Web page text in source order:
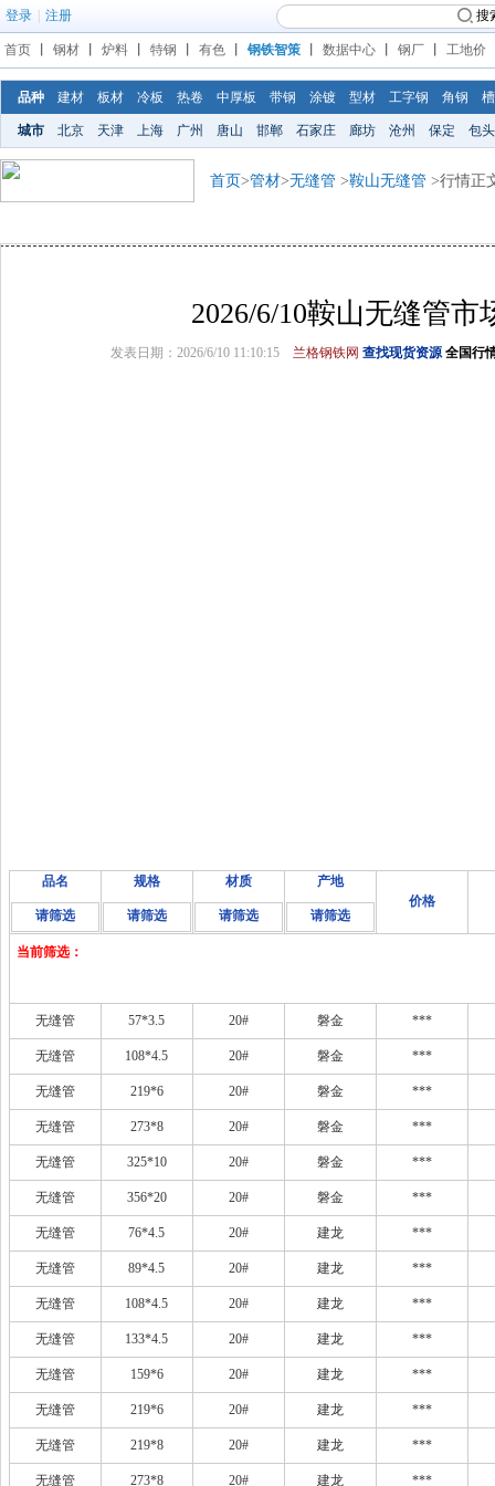
登录 注册 搜
首页 钢材 炉料 特钢 有色 钢铁智策 数据中心 钢厂 工地价
品种 建材 板材 冷板 热卷 中厚板 带钢 涂镀 型材 工字钢 角钢
城市 北京 天津 上海 广州 唐山 邯郸 石家庄 廊坊 沧州 保定 包头
首页>管材>无缝管 >鞍山无缝管 >行情正
2026/6/10鞍山无缝管市
发表日期：2026/6/10 11:10:15 兰格钢铁网 查找现货资源 全国行
品名
请筛选
规格
请筛选
材质
请筛选
产地
请筛选
价格
当前筛选：
无缝管 57*3.5 20# 磐金 ***
无缝管 108*4.5 20# 磐金 ***
无缝管 219*6 20# 磐金 ***
无缝管 273*8 20# 磐金 ***
无缝管 325*10 20# 磐金 ***
无缝管 356*20 20# 磐金 ***
无缝管 76*4.5 20# 建龙 ***
无缝管 89*4.5 20# 建龙 ***
无缝管 108*4.5 20# 建龙 ***
无缝管 133*4.5 20# 建龙 ***
无缝管 159*6 20# 建龙 ***
无缝管 219*6 20# 建龙 ***
无缝管 219*8 20# 建龙 ***
无缝管 273*8 20# 建龙 ***